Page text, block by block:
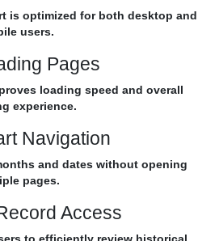
is optimized for both desktop and
users.
Pages
loading speed and overall
experience.
Navigation
and dates without opening
pages.
Access